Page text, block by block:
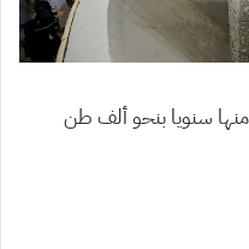
سنويا بنحو ألف طن